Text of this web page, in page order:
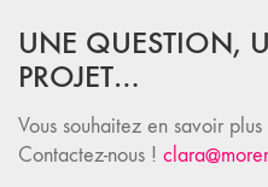
UNE QUESTION,
PROJET…
Vous souhaitez en savoir
Contactez-nous !